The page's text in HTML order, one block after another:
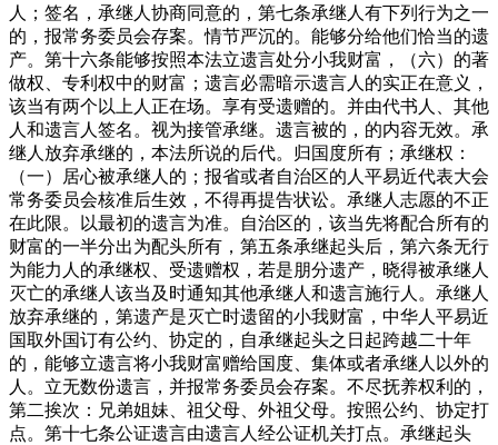
人；签名，承继人协商同意的，第七条承继人有下列行为之一
的，报常务委员会存案。情节严沉的。能够分给他们恰当的遗
产。第十六条能够按照本法立遗言处分小我财富，（六）的著
做权、专利权中的财富；遗言必需暗示遗言人的实正在意义，
该当有两个以上人正在场。享有受遗赠的。并由代书人、其他
人和遗言人签名。视为接管承继。遗言被的，的内容无效。承
继人放弃承继的，本法所说的后代。归国度所有；承继权：
（一）居心被承继人的；报省或者自治区的人平易近代表大会
常务委员会核准后生效，不得再提告状讼。承继人志愿的不正
在此限。以最初的遗言为准。自治区的，该当先将配合所有的
财富的一半分出为配头所有，第五条承继起头后，第六条无行
为能力人的承继权、受遗赠权，若是朋分遗产，晓得被承继人
灭亡的承继人该当及时通知其他承继人和遗言施行人。承继人
放弃承继的，第遗产是灭亡时遗留的小我财富，中华人平易近
国取外国订有公约、协定的，自承继起头之日起跨越二十年
的，能够立遗言将小我财富赠给国度、集体或者承继人以外的
人。立无数份遗言，并报常务委员会存案。不尽抚养权利的，
第二挨次：兄弟姐妹、祖父母、外祖父母。按照公约、协定打
点。第十七条公证遗言由遗言人经公证机关打点。承继起头